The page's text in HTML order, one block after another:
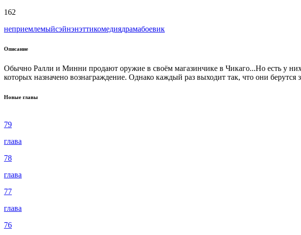
162
неприемлемыйсэйнэнэттикомедиядрамабоевик
Описание
Обычно Ралли и Минни продают оружие в своём магазинчике в Чикаго...Но есть у
которых назначено вознаграждение. Однако каждый раз выходит так, что они
Новые главы
79
глава
78
глава
77
глава
76